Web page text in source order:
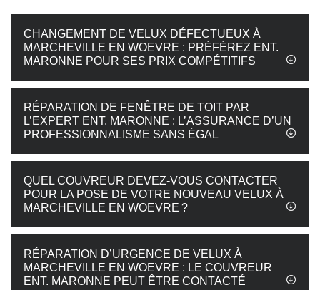
CHANGEMENT DE VELUX DÉFECTUEUX À
MARCHEVILLE EN WOEVRE : PRÉFÉREZ ENT.
MARONNE POUR SES PRIX COMPÉTITIFS
RÉPARATION DE FENÊTRE DE TOIT PAR
L’EXPERT ENT. MARONNE : L’ASSURANCE D’UN
PROFESSIONNALISME SANS ÉGAL
QUEL COUVREUR DEVEZ-VOUS CONTACTER
POUR LA POSE DE VOTRE NOUVEAU VELUX À
MARCHEVILLE EN WOEVRE ?
RÉPARATION D’URGENCE DE VELUX À
MARCHEVILLE EN WOEVRE : LE COUVREUR
ENT. MARONNE PEUT ÊTRE CONTACTÉ